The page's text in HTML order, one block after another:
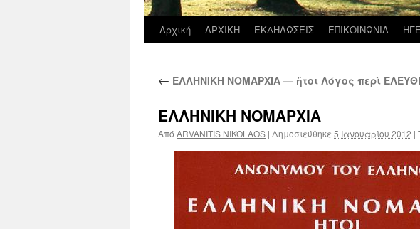
Αρχική ΑΡΧΙΚΗ ΕΚΔΗΛΩΣΕΙΣ ΕΠΙΚΟΙΝΩΝΙΑ
← ΕΛΛΗΝΙΚΗ ΝΟΜΑΡΧΙΑ — ἤτοι Λόγος περὶ
ΕΛΛΗΝΙΚΗ ΝΟΜΑΡΧΙΑ
Από ARVANITIS NIKOLAOS | Δημοσιεύθηκε 5 Ιανουαρίου 2012 |